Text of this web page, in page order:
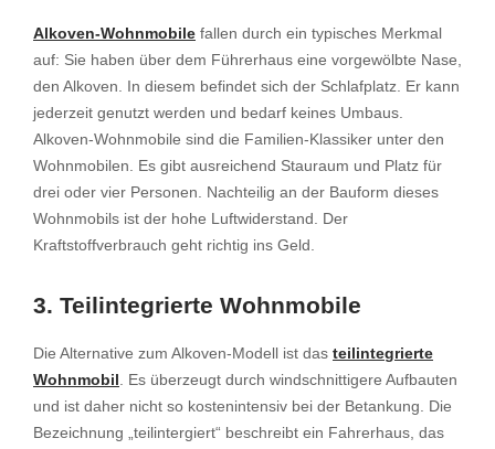
Alkoven-Wohnmobile fallen durch ein typisches Merkmal
auf: Sie haben über dem Führerhaus eine vorgewölbte Nase,
den Alkoven. In diesem befindet sich der Schlafplatz. Er kann
jederzeit genutzt werden und bedarf keines Umbaus.
Alkoven-Wohnmobile sind die Familien-Klassiker unter den
Wohnmobilen. Es gibt ausreichend Stauraum und Platz für
drei oder vier Personen. Nachteilig an der Bauform dieses
Wohnmobils ist der hohe Luftwiderstand. Der
Kraftstoffverbrauch geht richtig ins Geld.
3. Teilintegrierte Wohnmobile
Die Alternative zum Alkoven-Modell ist das teilintegrierte
Wohnmobil . Es überzeugt durch windschnittigere Aufbauten
und ist daher nicht so kostenintensiv bei der Betankung. Die
Bezeichnung „teilintergiert“ beschreibt ein Fahrerhaus, das